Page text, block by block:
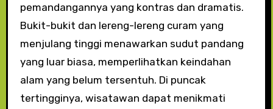
pemandangannya yang kontras dan dramatis.
Bukit-bukit dan lereng-lereng curam yang
menjulang tinggi menawarkan sudut pandang
yang luar biasa, memperlihatkan keindahan
alam yang belum tersentuh. Di puncak
tertingginya, wisatawan dapat menikmati